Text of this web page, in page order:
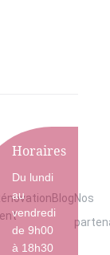
BlogNos
Horaires
Du lundi
au
vendredi
de 9h00
à 18h30